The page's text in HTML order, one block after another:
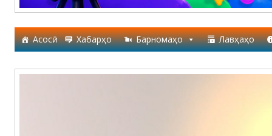
Асосӣ Хабарҳо Барномаҳо Лавҳаҳо